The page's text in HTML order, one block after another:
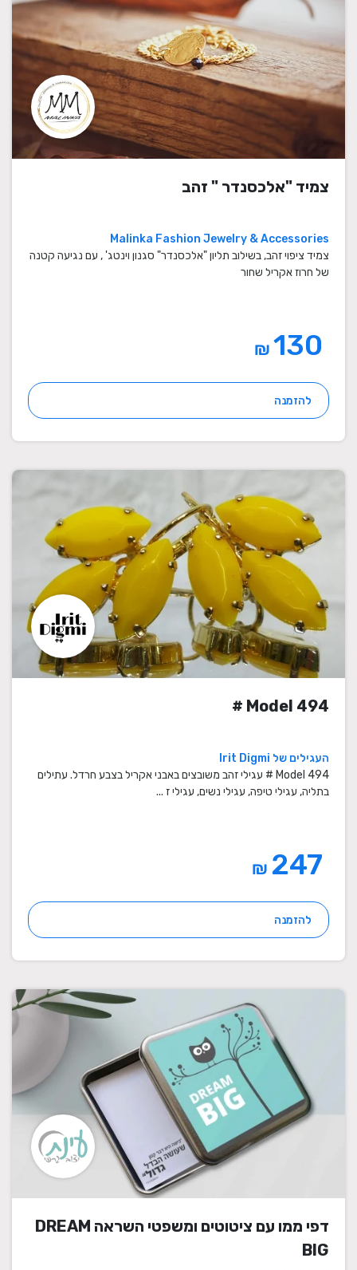
צמיד "אלכסנדר " זהב
Malinka Fashion Jewelry & Accessories
צמיד ציפוי זהב, בשילוב תליון "אלכסנדר" סגנון וינטג' , עם נגיעה קטנה
של חרוז אקריל שחור
₪
להזמנה
Model 494 #
העגילים של Irit Digmi
Model 494 # עגילי זהב משובצים באבני אקריל בצבע חרדל. עתילים
בתליה, עגילי טיפה, עגילי נשים, עגילי ז ...
₪
להזמנה
דפי ממו עם ציטוטים ומשפטי השראה DREAM
BIG